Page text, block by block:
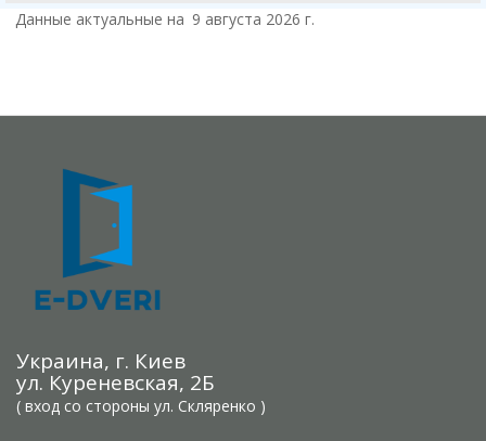
Данные актуальные на 9 августа 2026 г.
Украина, г. Киев
ул. Куреневская, 2Б
( вход со стороны ул. Скляренко )